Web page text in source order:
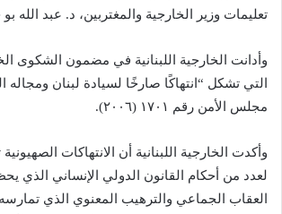
تعليمات وزير الخارجية والمغتربين، د. عبد الله
وأدانت الخارجية اللبنانية في مضمون الشكوى
التي تشكل “انتهاكًا صارخًا لسيادة لبنان ومجاله
مجلس الأمن رقم ١٧٠١ (٢٠٠٦).
وأكدت الخارجية اللبنانية أن الانتهاكات
لعدد من أحكام القانون الدولي الإنساني الذي
العقاب الجماعي والترهيب المعنوي الذي